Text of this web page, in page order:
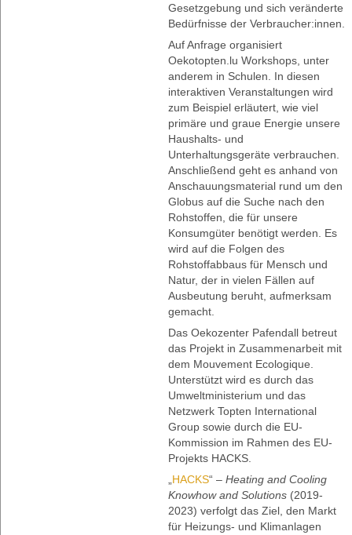
Gesetzgebung und sich veränderte
Bedürfnisse der Verbraucher:innen.
Auf Anfrage organisiert
Oekotopten.lu Workshops, unter
anderem in Schulen. In diesen
interaktiven Veranstaltungen wird
zum Beispiel erläutert, wie viel
primäre und graue Energie unsere
Haushalts- und
Unterhaltungsgeräte verbrauchen.
Anschließend geht es anhand von
Anschauungsmaterial rund um den
Globus auf die Suche nach den
Rohstoffen, die für unsere
Konsumgüter benötigt werden. Es
wird auf die Folgen des
Rohstoffabbaus für Mensch und
Natur, der in vielen Fällen auf
Ausbeutung beruht, aufmerksam
gemacht.
Das Oekozenter Pafendall betreut
das Projekt in Zusammenarbeit mit
dem Mouvement Ecologique.
Unterstützt wird es durch das
Umweltministerium und das
Netzwerk Topten International
Group sowie durch die EU-
Kommission im Rahmen des EU-
Projekts HACKS.
HACKS“ – Heating and Cooling
Knowhow and Solutions (2019-
2023) verfolgt das Ziel, den Markt
für Heizungs- und Klimanlagen